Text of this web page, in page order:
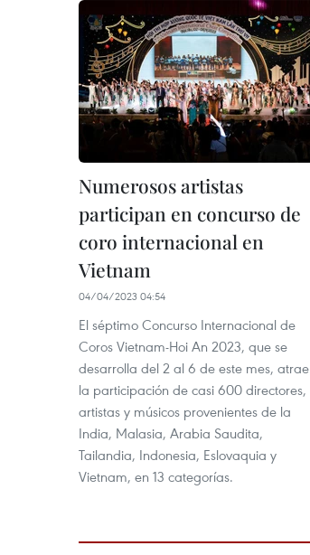
Numerosos artistas
participan en concurso de
coro internacional en
Vietnam
04/04/2023 04:54
El séptimo Concurso Internacional de
Coros Vietnam-Hoi An 2023, que se
desarrolla del 2 al 6 de este mes, atrae
la participación de casi 600 directores,
artistas y músicos provenientes de la
India, Malasia, Arabia Saudita,
Tailandia, Indonesia, Eslovaquia y
Vietnam, en 13 categorías.